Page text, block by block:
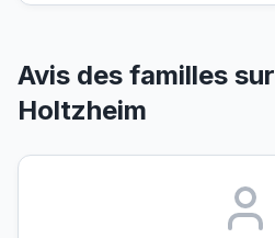
Avis des familles sur
Holtzheim